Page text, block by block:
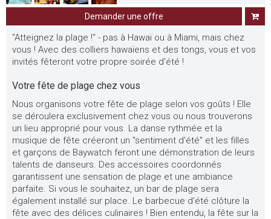
Demander une offre
"Atteignez la plage !" - pas à Hawaï ou à Miami, mais chez
vous ! Avec des colliers hawaïens et des tongs, vous et vos
invités fêteront votre propre soirée d'été !
Votre fête de plage chez vous
Nous organisons votre fête de plage selon vos goûts ! Elle
se déroulera exclusivement chez vous ou nous trouverons
un lieu approprié pour vous. La danse rythmée et la
musique de fête créeront un "sentiment d'été" et les filles
et garçons de Baywatch feront une démonstration de leurs
talents de danseurs. Des accessoires coordonnés
garantissent une sensation de plage et une ambiance
parfaite. Si vous le souhaitez, un bar de plage sera
également installé sur place. Le barbecue d'été clôture la
fête avec des délices culinaires ! Bien entendu, la fête sur la